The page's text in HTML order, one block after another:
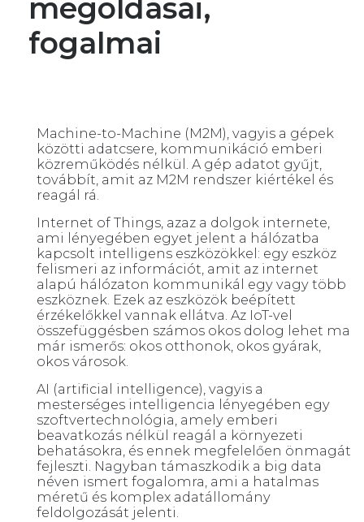
megoldásai,
fogalmai
Machine-to-Machine (M2M), vagyis a gépek
közötti adatcsere, kommunikáció emberi
közreműködés nélkül. A gép adatot gyűjt,
továbbít, amit az M2M rendszer kiértékel és
reagál rá.
Internet of Things, azaz a dolgok internete,
ami lényegében egyet jelent a hálózatba
kapcsolt intelligens eszközökkel: egy eszköz
felismeri az információt, amit az internet
alapú hálózaton kommunikál egy vagy több
eszköznek. Ezek az eszközök beépített
érzékelőkkel vannak ellátva. Az IoT-vel
összefüggésben számos okos dolog lehet ma
már ismerős: okos otthonok, okos gyárak,
okos városok.
AI (artificial intelligence), vagyis a
mesterséges intelligencia lényegében egy
szoftvertechnológia, amely emberi
beavatkozás nélkül reagál a környezeti
behatásokra, és ennek megfelelően önmagát
fejleszti. Nagyban támaszkodik a big data
néven ismert fogalomra, ami a hatalmas
méretű és komplex adatállomány
feldolgozását jelenti.